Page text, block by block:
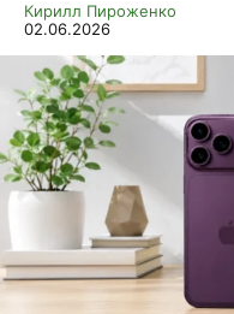
Кирилл Пироженко
02.06.2026